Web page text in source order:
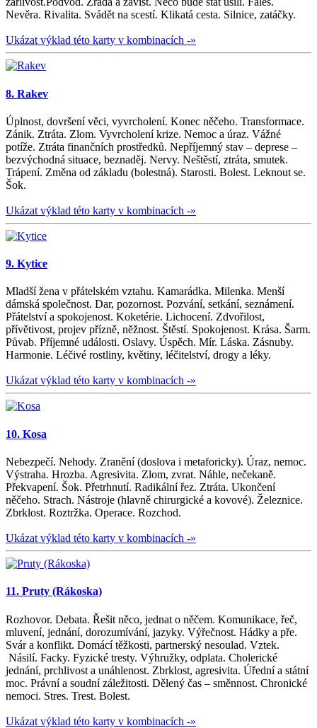
Nevěra. Rivalita. Svádět na scestí. Klikatá cesta. Silnice, zatáčky.
Ukázat výklad této karty v kombinacích -»
8. Rakev
Úplnost, dovršení věci, vyvrcholení. Konec něčeho. Transformace.
Zánik. Ztráta. Zlom. Vyvrcholení krize. Nemoc a úraz. Vážné
potíže. Ztráta finančních prostředků. Nepříjemný stav – deprese –
bezvýchodná situace, beznaděj. Nervy. Neštěstí, ztráta, smutek.
Trápení. Změna od základu (bolestná). Starosti. Bolest. Leknout se.
Šok.
Ukázat výklad této karty v kombinacích -»
9. Kytice
Mladší žena v přátelském vztahu. Kamarádka. Milenka. Menší
dámská společnost. Dar, pozornost. Pozvání, setkání, seznámení.
Přátelství a spokojenost. Koketérie. Lichocení. Zdvořilost,
přívětivost, projev přízně, něžnost. Štěstí. Spokojenost. Krása. Šarm.
Půvab. Příjemné události. Oslavy. Úspěch. Mír. Láska. Zásnuby.
Harmonie. Léčivé rostliny, květiny, léčitelství, drogy a léky.
Ukázat výklad této karty v kombinacích -»
10. Kosa
Nebezpečí. Nehody. Zranění (doslova i metaforicky). Úraz, nemoc.
Výstraha. Hrozba. Agresivita. Zlom, zvrat. Náhle, nečekaně.
Překvapení. Šok. Přetrhnutí. Radikální řez. Ztráta. Ukončení
něčeho. Strach. Nástroje (hlavně chirurgické a kovové). Železnice.
Zbrklost. Roztržka. Operace. Rozchod.
Ukázat výklad této karty v kombinacích -»
11. Pruty (Rákoska)
Rozhovor. Debata. Řešit něco, jednat o něčem. Komunikace, řeč,
mluvení, jednání, dorozumívání, jazyky. Výřečnost. Hádky a pře.
Svár a konflikt. Domácí těžkosti, partnerský nesoulad. Vztek.
Násilí. Facky. Fyzické tresty. Výhružky, odplata. Cholerické
jednání, prchlivost a unáhlenost. Zbrklost, agresivita. Úřední a státní
moc. Právní a soudní záležitosti. Dělený čas – směnnost. Chronické
nemoci. Stres. Trest. Bolest.
Ukázat výklad této karty v kombinacích -»